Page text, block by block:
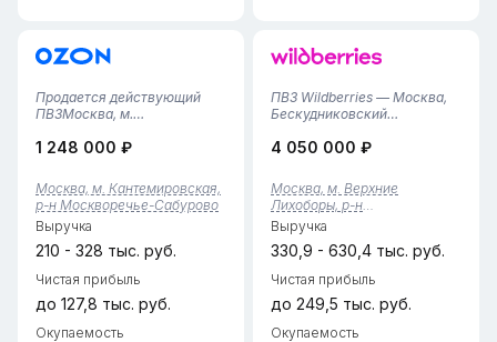
Продается действующий
ПВЗМосква, м.
возможность приобрести
работающий пункт выдачи
заказов с налаженными
бизнес-
процессами.Ежемесячные
расходы:• Фонд оплаты
1 248 000 ₽
Москва, м. Кантемировская,
р-н Москворечье-Сабурово
Выручка
210 - 328 тыс. руб.
Чистая прибыль
до 127,8 тыс. руб.
Окупаемость
ПВЗ Wildberries — Москва,
Бескудниковский
прибыльный пункт с редким
базы и высокого тарифа.•
Тариф: 5,39% (установлен
при переезде в новое
4 050 000 ₽
Москва, м. Верхние
Лихоборы, р-н
Бескудниковский
Выручка
330,9 - 630,4 тыс. руб.
Чистая прибыль
до 249,5 тыс. руб.
Окупаемость